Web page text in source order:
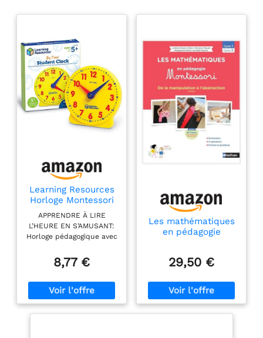
Learning Resources
Horloge Montessori
– Jouet Éducatif
pour Apprendre
l’Heure – Idée
Cadeau Enfant 5+ –
Ludique
APPRENDRE À LIRE
L’HEURE EN S’AMUSANT:
Horloge pédagogique avec
comprendre les heures et
les minutes. APPROCHE
l’autonomie et la
manipulation grâce à un
8,77 €
Les mathématiques
en pédagogie
29,50 €